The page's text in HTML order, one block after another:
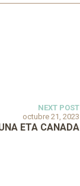
NEXT POST
octubre 21, 2023
ETA CANADA